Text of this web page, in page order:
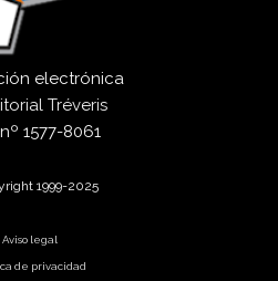
electrónica
Tréveris
nº 1577-8061
1999-2025
Aviso legal
de privacidad